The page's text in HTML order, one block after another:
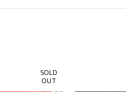
SOLD
OUT